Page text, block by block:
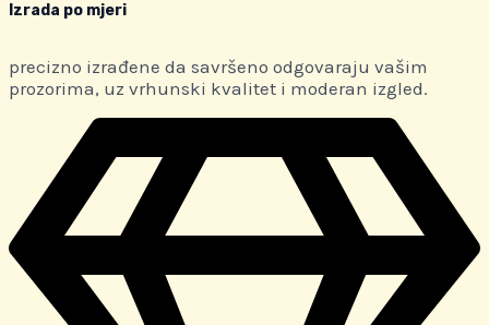
Izrada po mjeri
precizno izrađene da savršeno odgovaraju vašim
prozorima, uz vrhunski kvalitet i moderan izgled.